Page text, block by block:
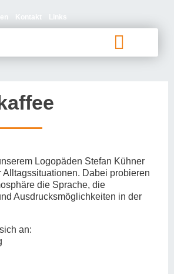
Kontakt Links
Logopäden Stefan Kühner
Alltagssituationen. Dabei probieren
die Sprache, die
Ausdrucksmöglichkeiten in der
an: